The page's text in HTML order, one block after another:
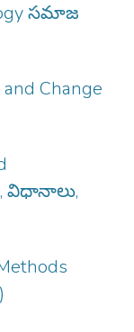
సమాజ
Change
విధానాలు,